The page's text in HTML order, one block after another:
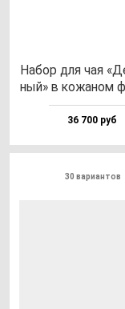
Набор для чая
ный» в ко­жа­ном
36 700 руб
30 вариантов